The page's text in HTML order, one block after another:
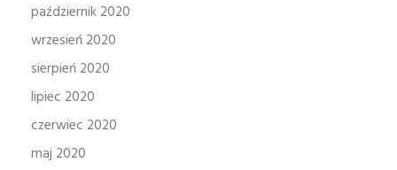
październik 2020
wrzesień 2020
sierpień 2020
lipiec 2020
czerwiec 2020
maj 2020